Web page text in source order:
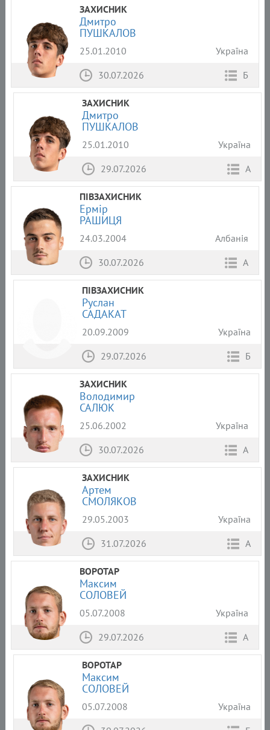
ЗАХИСНИК
Дмитро
ПУШКАЛОВ
25.01.2010
Україна
30.07.2026
Б
ЗАХИСНИК
Дмитро
ПУШКАЛОВ
25.01.2010
Україна
29.07.2026
А
ПІВЗАХИСНИК
Ермір
РАШИЦЯ
24.03.2004
Албанія
30.07.2026
А
ПІВЗАХИСНИК
Руслан
САДАКАТ
20.09.2009
Україна
29.07.2026
Б
ЗАХИСНИК
Володимир
САЛЮК
25.06.2002
Україна
30.07.2026
А
ЗАХИСНИК
Артем
СМОЛЯКОВ
29.05.2003
Україна
31.07.2026
А
ВОРОТАР
Максим
СОЛОВЕЙ
05.07.2008
Україна
29.07.2026
А
ВОРОТАР
Максим
СОЛОВЕЙ
05.07.2008
Україна